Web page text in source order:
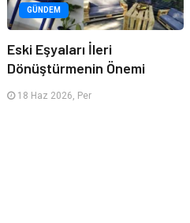
GÜNDEM
Eski Eşyaları İleri
Dönüştürmenin Önemi
18 Haz 2026, Per